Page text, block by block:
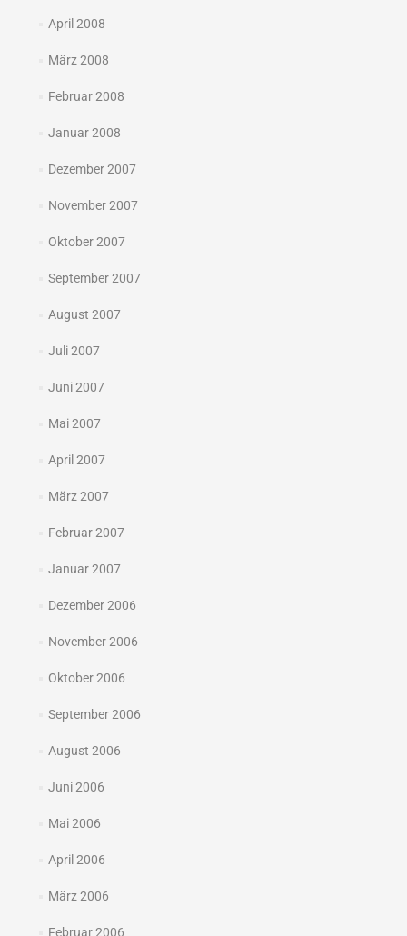
April 2008
März 2008
Februar 2008
Januar 2008
Dezember 2007
November 2007
Oktober 2007
September 2007
August 2007
Juli 2007
Juni 2007
Mai 2007
April 2007
März 2007
Februar 2007
Januar 2007
Dezember 2006
November 2006
Oktober 2006
September 2006
August 2006
Juni 2006
Mai 2006
April 2006
März 2006
Februar 2006